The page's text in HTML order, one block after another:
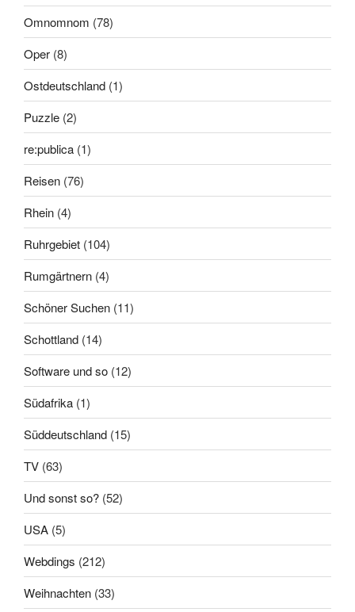
Omnomnom (78)
Oper (8)
Ostdeutschland (1)
Puzzle (2)
re:publica (1)
Reisen (76)
Rhein (4)
Ruhrgebiet (104)
Rumgärtnern (4)
Schöner Suchen (11)
Schottland (14)
Software und so (12)
Südafrika (1)
Süddeutschland (15)
TV (63)
Und sonst so? (52)
USA (5)
Webdings (212)
Weihnachten (33)